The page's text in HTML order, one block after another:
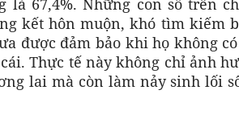
là 67,4%. Những con số trên
kết hôn muộn, khó tìm kiếm
được đảm bảo khi họ không
Thực tế này không chỉ ảnh
lai mà còn làm nảy sinh lối